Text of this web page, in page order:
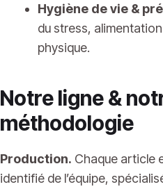
Hygiène de vie &
du stress,
physique.
Notre ligne &
méthodologie
Production. Chaque article
identifié de l’équipe,